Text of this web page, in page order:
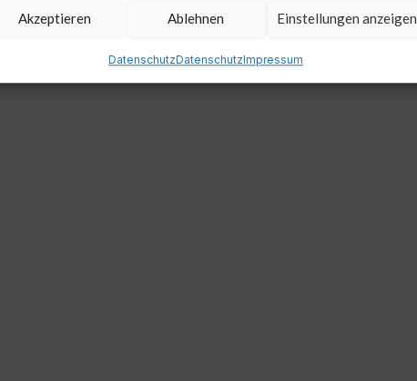
Akzeptieren Ablehnen Einstellungen anzeigen
DatenschutzDatenschutzImpressum